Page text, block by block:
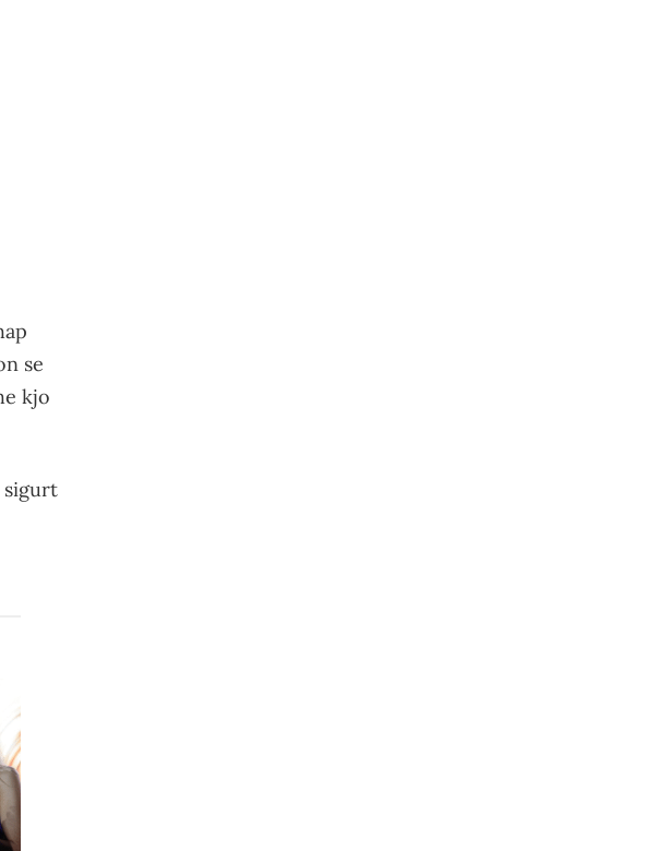
se
kjo
sigurt